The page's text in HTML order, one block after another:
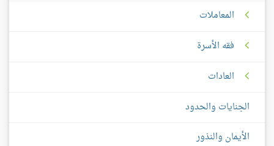
المعاملات
فقه الأسرة
العادات
الجنايات والحدود
الأيمان والنذور